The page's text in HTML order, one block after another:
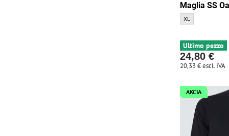
Maglia SS
Maglia SS
XL
Ultimo pezzo
24,80 €
20,33 €escl. IVA
AKCIA